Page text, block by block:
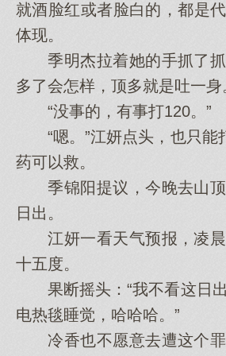
就酒脸红或者脸白的，都是
体现。
季明杰拉着她的手抓了抓
多了会‌怎样，顶多就是吐一身
“没事的，有事打120。”
“嗯。”江妍点头，也只能
药可以救。
季锦阳提议，今晚去山顶
日出。
江妍一看天气预报，凌晨
十五度。
果断摇头：“我不看这日
电热毯睡觉，哈哈哈。”
冷香也不愿意去遭这个罪